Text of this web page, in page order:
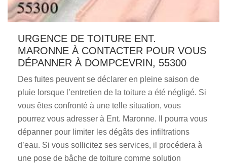
URGENCE DE TOITURE ENT.
MARONNE À CONTACTER POUR VOUS
DÉPANNER À DOMPCEVRIN, 55300
Des fuites peuvent se déclarer en pleine saison de
pluie lorsque l’entretien de la toiture a été négligé. Si
vous êtes confronté à une telle situation, vous
pourrez vous adresser à Ent. Maronne. Il pourra vous
dépanner pour limiter les dégâts des infiltrations
d’eau. Si vous sollicitez ses services, il procédera à
une pose de bâche de toiture comme solution